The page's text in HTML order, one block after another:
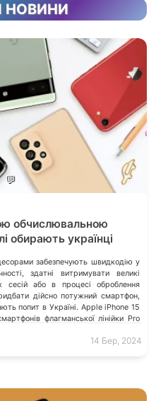
НОВИНИ
💬
обчислювальною
обирають українці
забезпечують швидкодію у
здатні витримувати великі
сесій або в процесі оброблення
дійсно потужний смартфон,
попит в Україні. Apple iPhone 15
флагманської лінійки Pro
14 Бер, 2024